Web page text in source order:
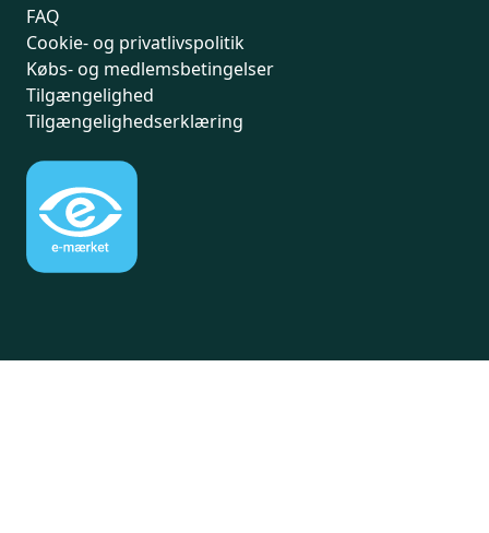
FAQ
Cookie- og privatlivspolitik
Købs- og medlemsbetingelser
Tilgængelighed
Tilgængelighedserklæring